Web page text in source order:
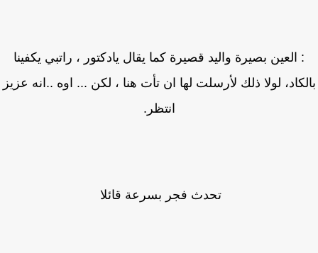
: العين بصيرة واليد قصيرة كما يقال يادكتور ، راتبي يكفينا
لولا ذلك لأرسلت لها ان تأت هنا ، لكن ... اوه ..انه عزيز
انتظر.
تحدث فجر بسرعة قائلا